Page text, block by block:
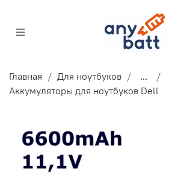
Главная Для ноутбуков
...
Аккумуляторы для ноутбуков Dell